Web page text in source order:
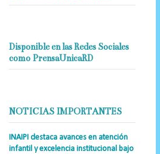
Disponible en las Redes Sociales
como PrensaUnicaRD
NOTICIAS IMPORTANTES
INAIPI destaca avances en atención
infantil y excelencia institucional bajo